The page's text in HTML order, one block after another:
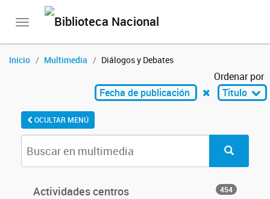
Toggle
Inicio Multimedia Diálogos y Debates
Ordenar por
Fecha de publicación
Titulo
OCULTAR MENÚ
Actividades centros 454